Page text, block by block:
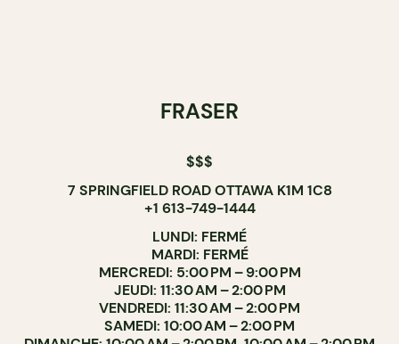
FRASER
$$$
7 SPRINGFIELD ROAD OTTAWA K1M 1C8
+1 613-749-1444
LUNDI: FERMÉ
MARDI: FERMÉ
MERCREDI: 5:00 PM – 9:00 PM
JEUDI: 11:30 AM – 2:00 PM
VENDREDI: 11:30 AM – 2:00 PM
SAMEDI: 10:00 AM – 2:00 PM